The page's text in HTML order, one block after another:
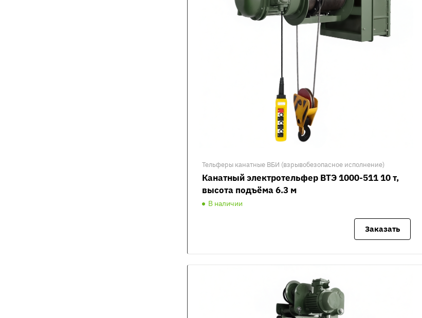
Тельферы канатные ВБИ (взрывобезопасное исполнение)
Канатный электротельфер ВТЭ 1000-511 10 т,
высота подъёма 6.3 м
В наличии
Заказать